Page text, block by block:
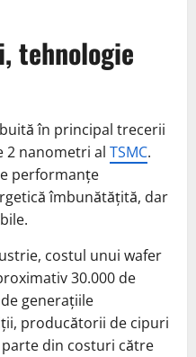
tehnologie
în principal trecerii
2 nanometri al TSMC.
performanțe
îmbunătățită, dar
costul unui wafer
30.000 de
generațiile
producătorii de cipuri
din costuri către